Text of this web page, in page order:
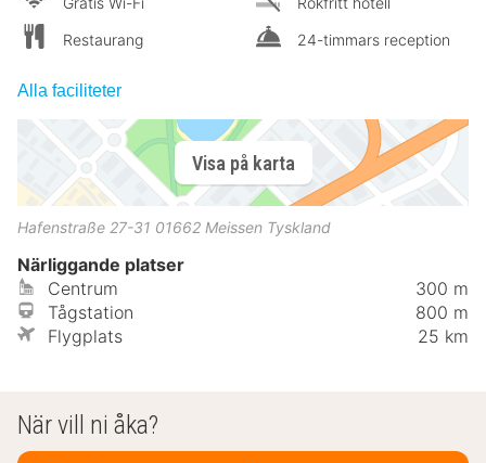
Restaurang
24-timmars reception
Alla faciliteter
Visa på karta
Hafenstraße 27-31 01662 Meissen Tyskland
Närliggande platser
Centrum
300 m
Tågstation
800 m
Flygplats
25 km
När vill ni åka?